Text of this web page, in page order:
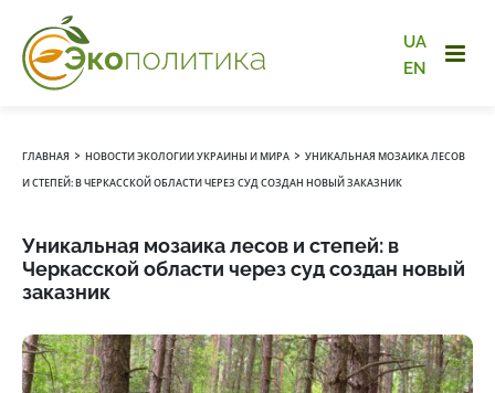
UA
EN
ГЛАВНАЯ › НОВОСТИ ЭКОЛОГИИ УКРАИНЫ И МИРА › УНИКАЛЬНАЯ МОЗАИКА ЛЕСОВ
И СТЕПЕЙ: В ЧЕРКАССКОЙ ОБЛАСТИ ЧЕРЕЗ СУД СОЗДАН НОВЫЙ ЗАКАЗНИК
Уникальная мозаика лесов и степей: в
Черкасской области через суд создан новый
заказник